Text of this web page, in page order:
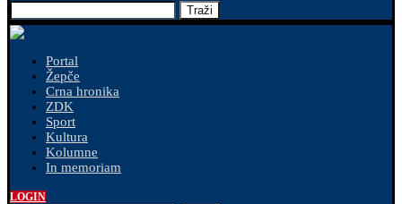
Traži
Portal
Žepče
Crna hronika
ZDK
Sport
Kultura
Kolumne
In memoriam
LOGIN